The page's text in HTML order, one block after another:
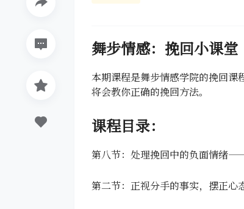
舞步情感：挽回小课堂
本期课程是舞步情感学院的挽回课
将会教你正确的挽回方法。
课程目录：
第八节：处理挽回中的负面情绪
第二节：正视分手的事实，摆正